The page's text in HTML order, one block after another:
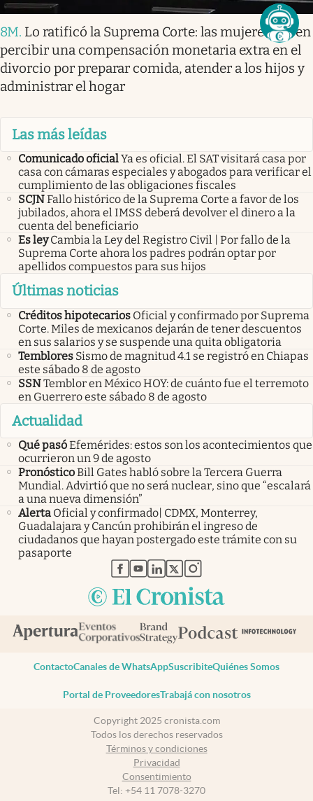
8M. Lo ratificó la Suprema Corte: las mujeres deben
percibir una compensación monetaria extra en el
divorcio por preparar comida, atender a los hijos y
administrar el hogar
Las más leídas
Comunicado oficialYa es oficial. El SAT visitará casa por
casa con cámaras especiales y abogados para verificar el
cumplimiento de las obligaciones fiscales
SCJNFallo histórico de la Suprema Corte a favor de los
jubilados, ahora el IMSS deberá devolver el dinero a la
cuenta del beneficiario
Es ley Cambia la Ley del Registro Civil | Por fallo de la
Suprema Corte ahora los padres podrán optar por
apellidos compuestos para sus hijos
Últimas noticias
Créditos hipotecarios Oficial y confirmado por Suprema
Corte. Miles de mexicanos dejarán de tener descuentos
en sus salarios y se suspende una quita obligatoria
Temblores Sismo de magnitud 4.1 se registró en Chiapas
este sábado 8 de agosto
SSNTemblor en México HOY: de cuánto fue el terremoto
en Guerrero este sábado 8 de agosto
Actualidad
Qué pasóEfemérides: estos son los acontecimientos que
ocurrieron un 9 de agosto
PronósticoBill Gates habló sobre la Tercera Guerra
Mundial. Advirtió que no será nuclear, sino que “escalará
a una nueva dimensión”
Alerta Oficial y confirmado| CDMX, Monterrey,
Guadalajara y Cancún prohibirán el ingreso de
ciudadanos que hayan postergado este trámite con su
pasaporte
abre en nueva pestaña
abre en nueva pestaña
abre en nueva pestaña
abre en nueva pestaña
abre en nueva pestaña
ContactoCanales de WhatsAppSuscribiteQuiénes Somos
Portal de ProveedoresTrabajá con nosotros
Copyright 2025 cronista.com
Todos los derechos reservados
Términos y condiciones
Privacidad
Consentimiento
Tel: +54 11 7078-3270